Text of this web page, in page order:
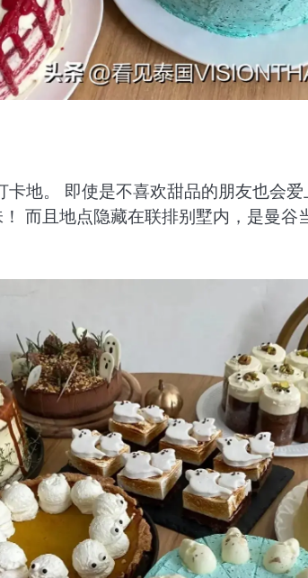
地。 即使是不喜欢甜品的朋友也会爱
而且地点隐藏在联排别墅内，是曼谷